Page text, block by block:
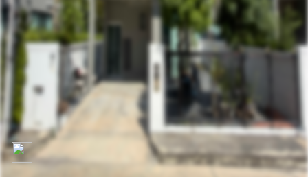
ที่ตั้ง:98/119 ซอย10 ปทุมธานี-กรุงเทพฯ ตำบลบางเดื่อ
อำเภอเมืองปทุมธานี จังหวัดปทุมธานี 12000
ให้เช่า
23,000.00 ฿
ตร.ว.: 50.6